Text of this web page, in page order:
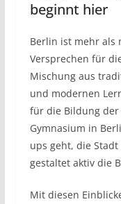
beginnt hier
Berlin ist mehr als
Versprechen für
Mischung aus
und modernen
für die Bildung der
Gymnasium in
ups geht, die
gestaltet aktiv die
Mit diesen